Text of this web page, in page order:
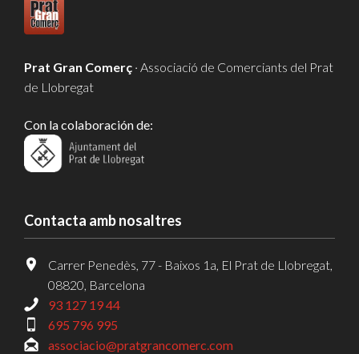
Prat Gran Comerç · Associació de Comerciants del Prat
de Llobregat
Con la colaboración de:
Contacta amb nosaltres
Carrer Penedès, 77 - Baixos 1a, El Prat de Llobregat,
08820, Barcelona
93 127 19 44
695 796 995
associacio@pratgrancomerc.com